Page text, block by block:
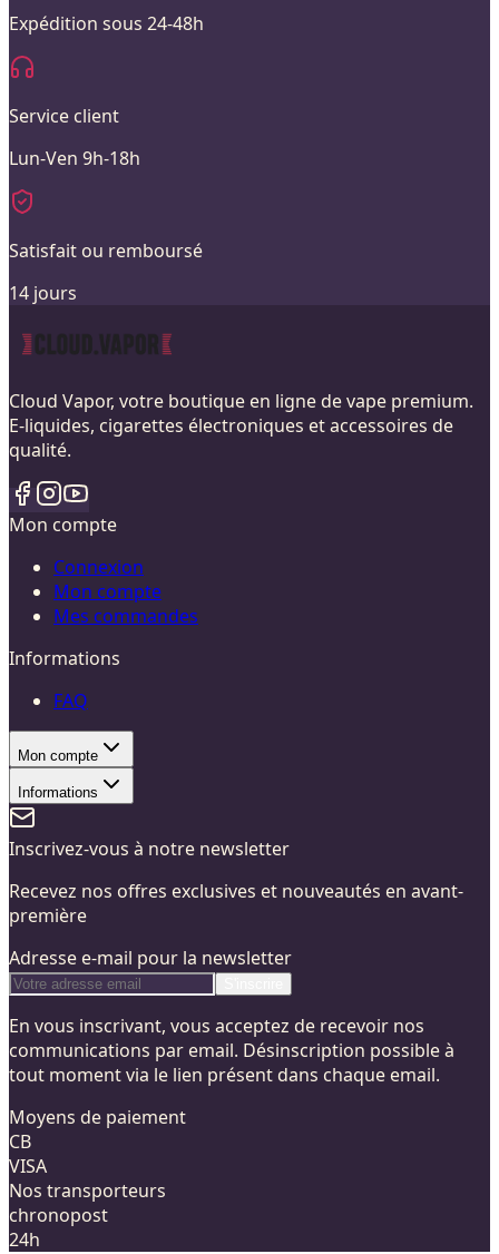
Expédition sous 24-48h
Service client
Lun-Ven 9h-18h
Satisfait ou remboursé
14 jours
Cloud Vapor, votre boutique en ligne de vape premium.
E-liquides, cigarettes électroniques et accessoires de
qualité.
Mon compte
Connexion
Mon compte
Mes commandes
Informations
FAQ
Mon compte
Informations
Inscrivez-vous à notre newsletter
Recevez nos offres exclusives et nouveautés en avant-
première
Adresse e-mail pour la newsletter
En vous inscrivant, vous acceptez de recevoir nos
communications par email. Désinscription possible à
tout moment via le lien présent dans chaque email.
Moyens de paiement
CB
VISA
Nos transporteurs
chronopost
24h